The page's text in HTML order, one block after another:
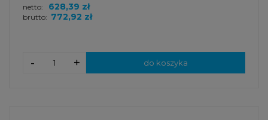
brutto: 772,92 zł
netto: 628,39 zł
+
- do koszyka